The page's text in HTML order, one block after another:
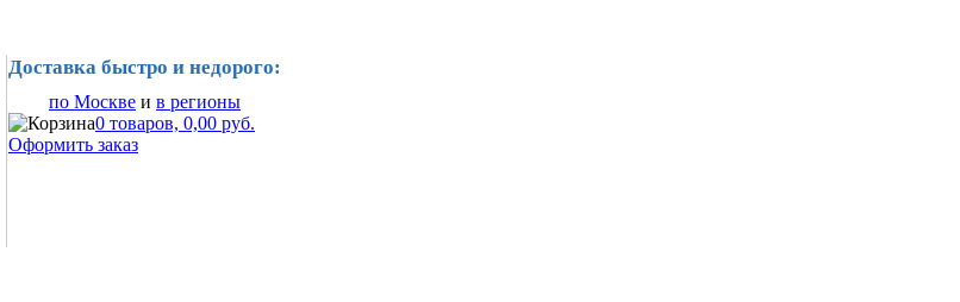
Доставка быстро и недорого:
по Москве и в регионы
0 товаров, 0,00 руб.
Оформить заказ